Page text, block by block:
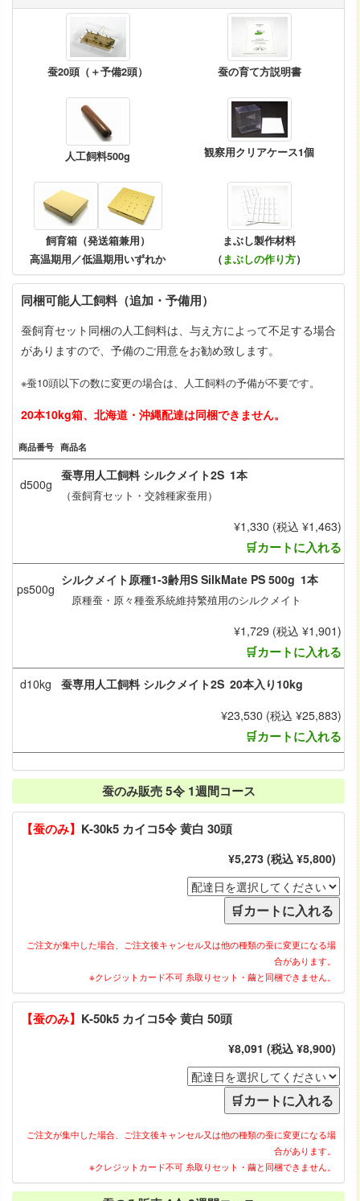
蚕20頭（＋予備2頭） 蚕の育て方説明書
人工飼料500g 観察用クリアケース1個
飼育箱（発送箱兼用）
高温期用／低温期用いずれか
まぶし製作材料
（まぶしの作り方）
同梱可能人工飼料（追加・予備用）
蚕飼育セット同梱の人工飼料は、与え方によって不足する場合
がありますので、予備のご用意をお勧め致します。
※蚕10頭以下の数に変更の場合は、人工飼料の予備が不要です。
20本10kg箱、北海道・沖縄配達は同梱できません。
商品番号 商品名
d500g
蚕専用人工飼料 シルクメイト2S 1本
（蚕飼育セット・交雑種家蚕用）
¥1,330 (税込 ¥1,463)
🛒カートに入れる
ps500g
シルクメイト原種1-3齢用S SilkMate PS 500g 1本
原種蚕・原々種蚕系統維持繁殖用のシルクメイト
¥1,729 (税込 ¥1,901)
🛒カートに入れる
d10kg 蚕専用人工飼料 シルクメイト2S 20本入り10kg
¥23,530 (税込 ¥25,883)
🛒カートに入れる
蚕のみ販売 5令 1週間コース
【蚕のみ】 K-30k5 カイコ5令 黄白 30頭
¥5,273 (税込 ¥5,800)
ご注文が集中した場合、ご注文後キャンセル又は他の種類の蚕に変更になる場
合があります。
※クレジットカード不可 糸取りセット・繭と同梱できません。
【蚕のみ】 K-50k5 カイコ5令 黄白 50頭
¥8,091 (税込 ¥8,900)
ご注文が集中した場合、ご注文後キャンセル又は他の種類の蚕に変更になる場
合があります。
※クレジットカード不可 糸取りセット・繭と同梱できません。